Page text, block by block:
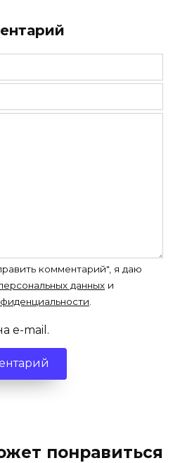
комментарий", я даю
данных и
e-mail.
понравиться